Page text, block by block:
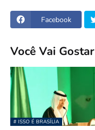
Facebook
Você Vai Gostar
# ISSO É BRASÍLIA